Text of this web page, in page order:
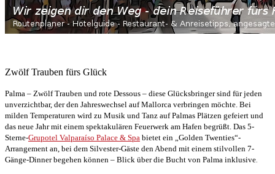
Zwölf Trauben fürs Glück
Palma – Zwölf Trauben und rote Dessous – diese Glücksbringer sind für jeden
unverzichtbar, der den Jahreswechsel auf Mallorca verbringen möchte. Bei
milden Temperaturen wird zu Musik und Tanz auf Palmas Plätzen gefeiert und
das neue Jahr mit einem spektakulären Feuerwerk am Hafen begrüßt. Das 5-
Sterne-Grupotel Valparaíso Palace & Spa bietet ein „Golden Twenties“-
Arrangement an, bei dem Silvester-Gäste den Abend mit einem stilvollen 7-
Gänge-Dinner begehen können – Blick über die Bucht von Palma inklusive